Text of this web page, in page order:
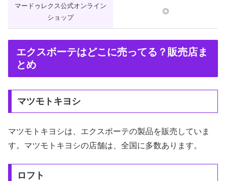
マードゥレクス公式オンライン
ショップ
◎
エクスボーテはどこに売ってる？販売店ま
とめ
マツモトキヨシ
マツモトキヨシは、エクスボーテの製品を販売していま
す。マツモトキヨシの店舗は、全国に多数あります。
ロフト